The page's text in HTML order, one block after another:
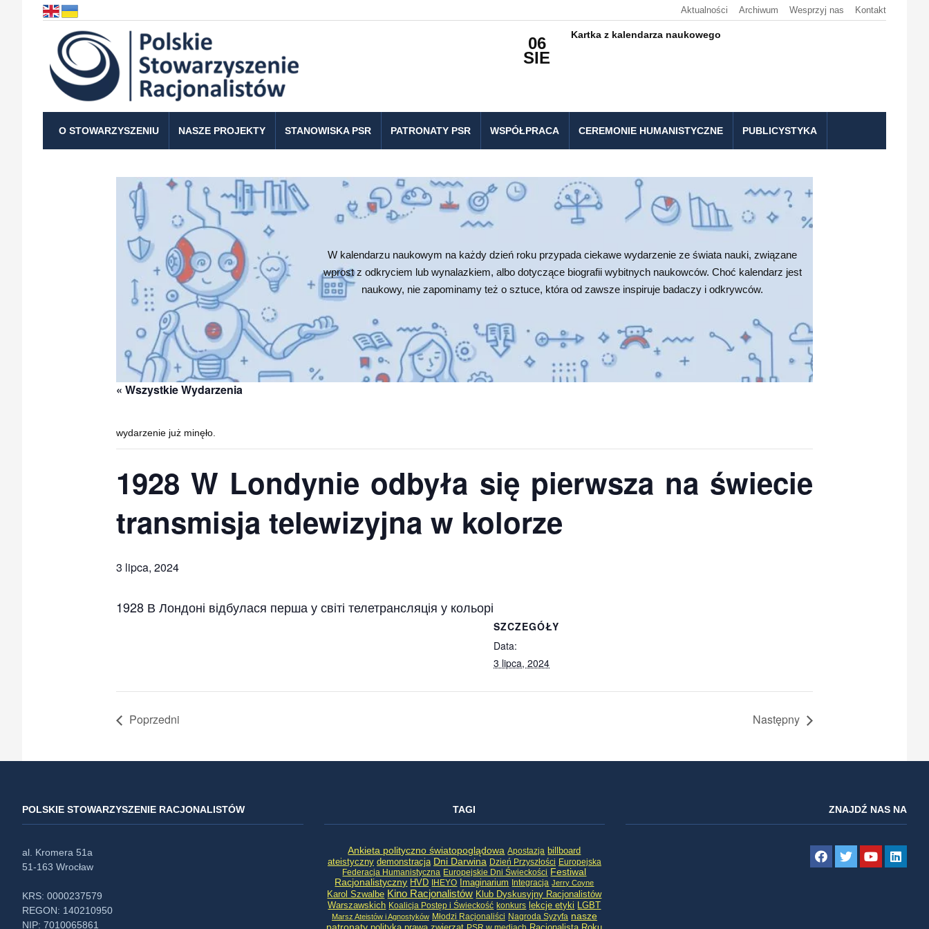
Aktualności Archiwum Wesprzyj nas Kontakt
06
SIE
Kartka z kalendarza naukowego
O STOWARZYSZENIU NASZE PROJEKTY STANOWISKA PSR PATRONATY PSR WSPÓŁPRACA CEREMONIE HUMANISTYCZNE PUBLICYSTYKA
W kalendarzu naukowym na każdy dzień roku przypada ciekawe wydarzenie ze świata nauki, związane
wprost z odkryciem lub wynalazkiem, albo dotyczące biografii wybitnych naukowców. Choć kalendarz jest
naukowy, nie zapominamy też o sztuce, która od zawsze inspiruje badaczy i odkrywców.
« Wszystkie Wydarzenia
wydarzenie już minęło.
1928 W Londynie odbyła się pierwsza na świecie
transmisja telewizyjna w kolorze
3 lipca, 2024
1928 В Лондоні відбулася перша у світі телетрансляція у кольорі
SZCZEGÓŁY
Data:
3 lipca, 2024
Poprzedni Następny
POLSKIE STOWARZYSZENIE RACJONALISTÓW
al. Kromera 51a
51-163 Wrocław
KRS: 0000237579
REGON: 140210950
NIP: 7010065861
TAGI
Ankieta polityczno światopoglądowa Apostazja billboard
ateistyczny demonstracja Dni Darwina Dzień Przyszłości Europejska
Federacja Humanistyczna Europejskie Dni Świeckości Festiwal
Racjonalistyczny HVD IHEYO Imaginarium Integracja Jerry Coyne
Karol Szwalbe Kino Racjonalistów Klub Dyskusyjny Racjonalistów
Warszawskich Koalicja Postęp i Świeckość konkurs lekcje etyki LGBT
Marsz Ateistów i Agnostyków Młodzi Racjonaliści Nagroda Syzyfa nasze
ZNAJDŹ NAS NA